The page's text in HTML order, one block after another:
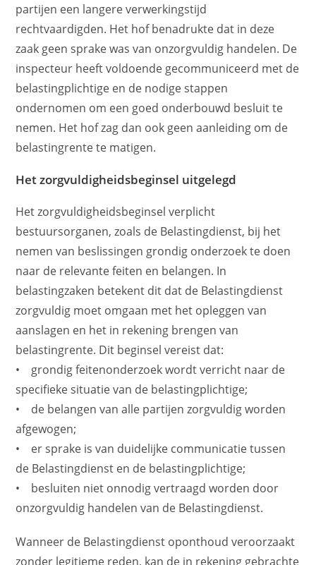
partijen een langere verwerkingstijd
rechtvaardigden. Het hof benadrukte dat in deze
zaak geen sprake was van onzorgvuldig handelen. De
inspecteur heeft voldoende gecommuniceerd met de
belastingplichtige en de nodige stappen
ondernomen om een goed onderbouwd besluit te
nemen. Het hof zag dan ook geen aanleiding om de
belastingrente te matigen.
Het zorgvuldigheidsbeginsel uitgelegd
Het zorgvuldigheidsbeginsel verplicht
bestuursorganen, zoals de Belastingdienst, bij het
nemen van beslissingen grondig onderzoek te doen
naar de relevante feiten en belangen. In
belastingzaken betekent dit dat de Belastingdienst
zorgvuldig moet omgaan met het opleggen van
aanslagen en het in rekening brengen van
belastingrente. Dit beginsel vereist dat:
• grondig feitenonderzoek wordt verricht naar de
specifieke situatie van de belastingplichtige;
• de belangen van alle partijen zorgvuldig worden
afgewogen;
• er sprake is van duidelijke communicatie tussen
de Belastingdienst en de belastingplichtige;
• besluiten niet onnodig vertraagd worden door
onzorgvuldig handelen van de Belastingdienst.
Wanneer de Belastingdienst oponthoud veroorzaakt
zonder legitieme reden, kan de in rekening gebrachte